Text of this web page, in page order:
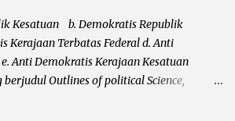
Kesatuan b. Demokratis Republik
Kerajaan Terbatas Federal d. Anti
Anti Demokratis Kerajaan Kesatuan
Outlines of political Science,